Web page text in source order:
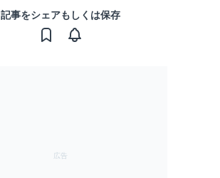
記事をシェアもしくは保存